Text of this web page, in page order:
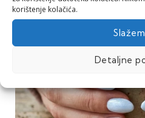
korištenje kolačića.
Detaljne